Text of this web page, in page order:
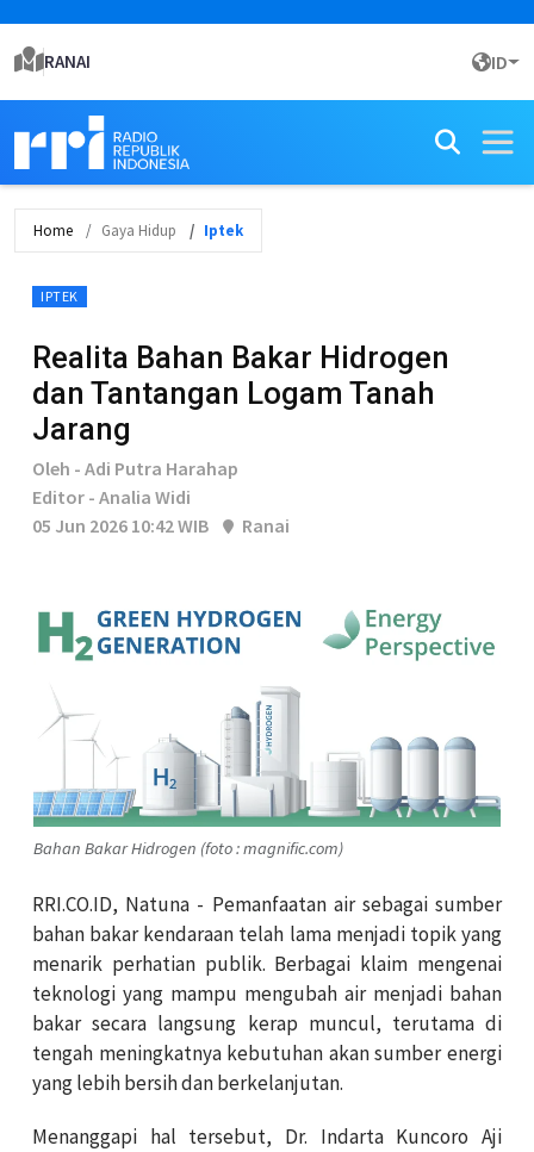
RANAI ID
Home Gaya Hidup Iptek
IPTEK
Realita Bahan Bakar Hidrogen
dan Tantangan Logam Tanah
Jarang
Oleh - Adi Putra Harahap
Editor - Analia Widi
05 Jun 2026 10:42 WIB
Ranai
Bahan Bakar Hidrogen (foto : magnific.com)
RRI.CO.ID, Natuna - Pemanfaatan air sebagai sumber
bahan bakar kendaraan telah lama menjadi topik yang
menarik perhatian publik. Berbagai klaim mengenai
teknologi yang mampu mengubah air menjadi bahan
bakar secara langsung kerap muncul, terutama di
tengah meningkatnya kebutuhan akan sumber energi
yang lebih bersih dan berkelanjutan.
Menanggapi hal tersebut, Dr. Indarta Kuncoro Aji